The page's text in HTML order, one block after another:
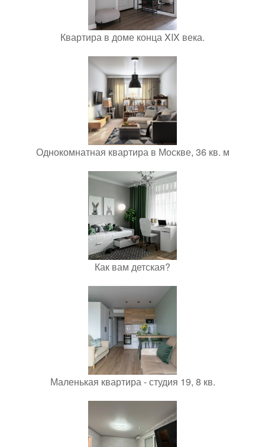
Квартира в доме конца XIX века.
Однокомнатная квартира в Москве, 36 кв. м
Как вам детская?
Маленькая квартира - студия 19, 8 кв.